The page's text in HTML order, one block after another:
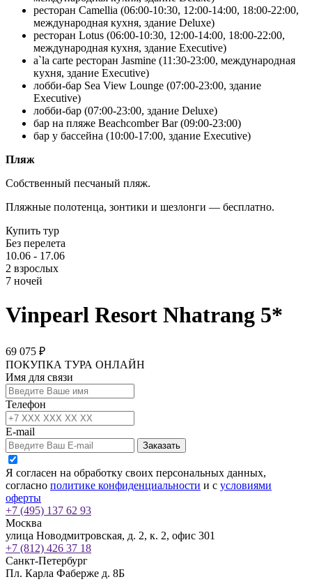
ресторан Camellia (06:00-10:30, 12:00-14:00, 18:00-22:00,
международная кухня, здание Deluxe)
ресторан Lotus (06:00-10:30, 12:00-14:00, 18:00-22:00,
международная кухня, здание Executive)
a`la carte ресторан Jasmine (11:30-23:00, международная
кухня, здание Executive)
лобби-бар Sea View Lounge (07:00-23:00, здание
Executive)
лобби-бар (07:00-23:00, здание Deluxe)
бар на пляже Beachcomber Bar (09:00-23:00)
бар у бассейна (10:00-17:00, здание Executive)
Пляж
Собственный песчаный пляж.
Пляжные полотенца, зонтики и шезлонги — бесплатно.
Купить тур
Без перелета
10.06 - 17.06
2 взрослых
7 ночей
Vinpearl Resort Nhatrang 5*
69 075 ₽
ПОКУПКА ТУРА ОНЛАЙН
Имя для связи
Телефон
E-mail
Заказать
Я согласен на обработку своих персональных данных,
согласно политике конфиденциальности и с условиями
оферты
+7 (495) 137 62 93
Москва
улица Новодмитровская, д. 2, к. 2, офис 301
+7 (812) 426 37 18
Санкт-Петербург
Пл. Карла Фаберже д. 8Б